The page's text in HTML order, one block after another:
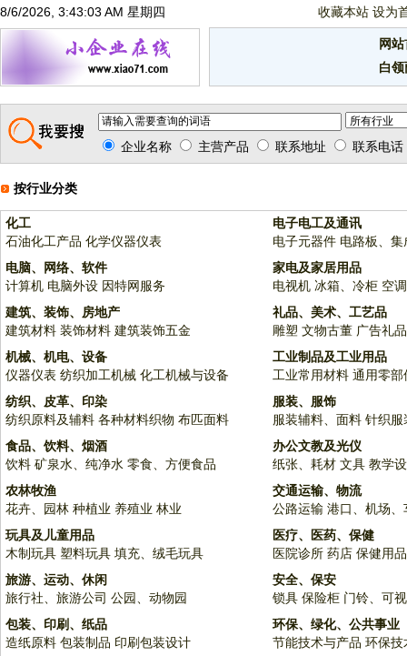
8/6/2026, 3:43:03 AM 星期四 收藏本站 设为
网
白
企业名称 主营产品 联系地址 联系电话
按行业分类
化工
石油化工产品 化学仪器仪表
电子电工及通讯
电子元器件 电路板、集
电脑、网络、软件
计算机 电脑外设 因特网服务
家电及家居用品
电视机 冰箱、冷柜 空调
建筑、装饰、房地产
建筑材料 装饰材料 建筑装饰五金
礼品、美术、工艺品
雕塑 文物古董 广告礼品
机械、机电、设备
仪器仪表 纺织加工机械 化工机械与设备
工业制品及工业用品
工业常用材料 通用零部
纺织、皮革、印染
纺织原料及辅料 各种材料织物 布匹面料
服装、服饰
服装辅料、面料 针织服
食品、饮料、烟酒
饮料 矿泉水、纯净水 零食、方便食品
办公文教及光仪
纸张、耗材 文具 教学
农林牧渔
花卉、园林 种植业 养殖业 林业
交通运输、物流
公路运输 港口、机场、
玩具及儿童用品
木制玩具 塑料玩具 填充、绒毛玩具
医疗、医药、保健
医院诊所 药店 保健用品
旅游、运动、休闲
旅行社、旅游公司 公园、动物园
安全、保安
锁具 保险柜 门铃、可
包装、印刷、纸品
造纸原料 包装制品 印刷包装设计
环保、绿化、公共事业
节能技术与产品 环保技